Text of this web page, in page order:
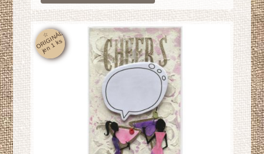
☆
O
RI
GI
N
Á
L
j
e
n
1
k
s